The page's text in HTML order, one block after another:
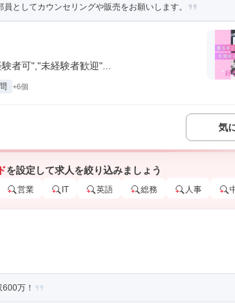
としてカウンセリングや販売をお願いします。
者可","未経験者歓迎"...
+6個
気
を設定して求人を絞り込みましょう
営業 IT 英語 総務 人事
万！